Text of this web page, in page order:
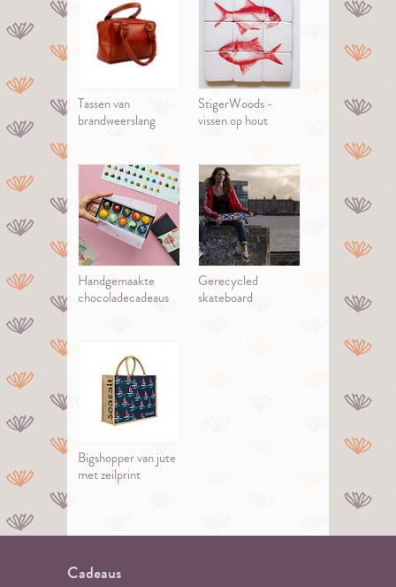
Tassen van
brandweerslang
StigerWoods -
vissen op hout
Handgemaakte
chocoladecadeaus
Gerecycled
skateboard
Bigshopper van jute
met zeilprint
Cadeaus